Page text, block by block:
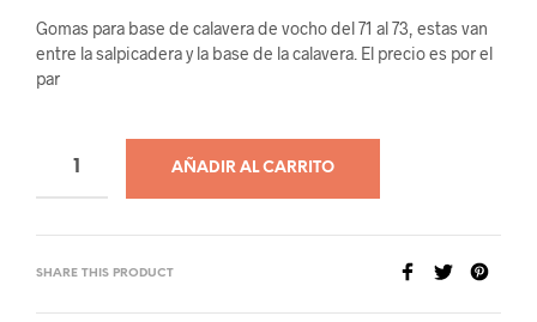
Gomas para base de calavera de vocho del 71 al 73, estas van
entre la salpicadera y la base de la calavera. El precio es por el
par
AÑADIR AL CARRITO
SHARE THIS PRODUCT